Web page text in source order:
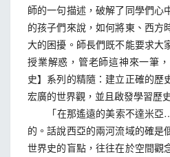
師的一句描述，破解了同學們心
的孩子們來說，如何將東、西方
大的困擾。師長們既不能要求大
授業解惑，管老師這神來一筆
史】系列的精隨：建立正確的歷
宏廣的世界觀，並且啟發學習歷
「在那遙遠的美索不達米亞
的。話說西亞的兩河流域的確是
世界史的盲點，往往在於空間觀